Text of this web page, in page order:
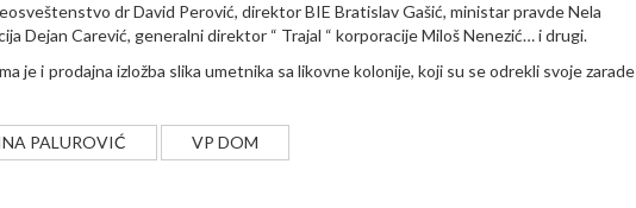
dr David Perović, direktor BIE Bratislav Gašić, ministar pravde Nela
Dejan Carević, generalni direktor “ Trajal “ korporacije Miloš Nenezić… i drugi.
je i prodajna izložba slika umetnika sa likovne kolonije, koji su se odrekli svoje zarade
PALUROVIĆ VP DOM